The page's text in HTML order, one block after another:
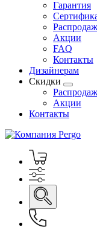
Гарантия
Акции
FAQ
Контакты
Дизайнерам
Скидки
Акции
Контакты